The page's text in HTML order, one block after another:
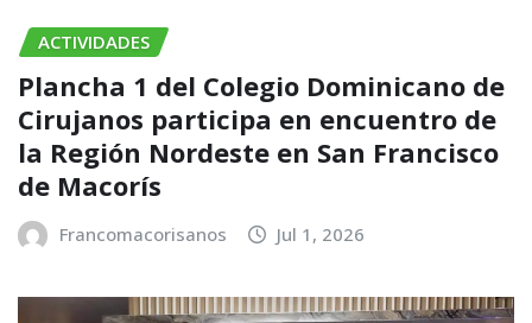
ACTIVIDADES
Plancha 1 del Colegio Dominicano de
Cirujanos participa en encuentro de
la Región Nordeste en San Francisco
de Macorís
Francomacorisanos Jul 1, 2026